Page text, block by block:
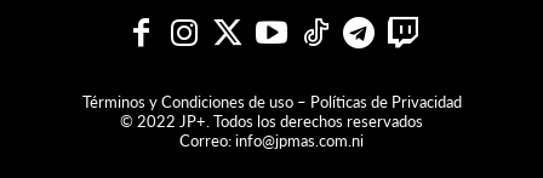
Términos y Condiciones de uso – Políticas de Privacidad
© 2022 JP+. Todos los derechos reservados
Correo:info@jpmas.com.ni